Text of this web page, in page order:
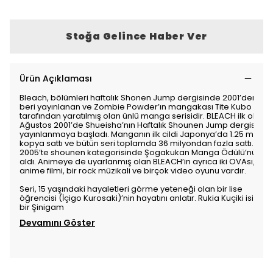
Stoğa Gelince Haber Ver
Ürün Açıklaması
Bleach, bölümleri haftalık Shonen Jump dergisinde 2001’den
beri yayınlanan ve Zombie Powder’ın mangakası Tite Kubo
tarafından yaratılmış olan ünlü manga serisidir. BLEACH ilk olarak
Ağustos 2001’de Shueisha’nın Haftalık Shounen Jump dergisinde
yayınlanmaya başladı. Manganın ilk cildi Japonya’da 1.25 milyon
kopya sattı ve bütün seri toplamda 36 milyondan fazla sattı.
2005’te shounen kategorisinde Şogakukan Manga Ödülü’nü
aldı. Animeye de uyarlanmış olan BLEACH’in ayrıca iki OVAsı, üç
anime filmi, bir rock müzikali ve birçok video oyunu vardır.
Seri, 15 yaşındaki hayaletleri görme yeteneği olan bir lise
öğrencisi (İçigo Kurosaki)’nin hayatını anlatır. Rukia Kuçiki isimli
bir Şinigam
Devamını Göster